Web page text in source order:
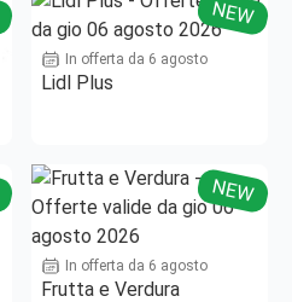
NEW
In offerta da 6 agosto
Lidl Plus
NEW
In offerta da 6 agosto
Frutta e Verdura